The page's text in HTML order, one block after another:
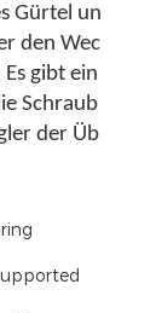
Gürtel un
den Wec
gibt ein
Schraub
der Üb